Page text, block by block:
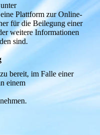
Plattform zur Online-
für die Beilegung einer
weitere Informationen
sind.
bereit, im Falle einer
einem